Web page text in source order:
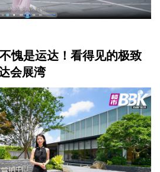
愧是运达！看得见的极致
会展湾